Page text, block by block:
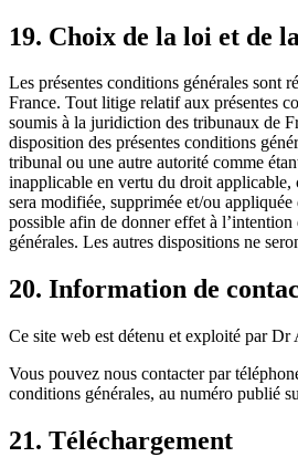
19. Choix de la loi et de
Les présentes conditions générales sont
France. Tout litige relatif aux présentes
soumis à la juridiction des tribunaux de
disposition des présentes conditions
tribunal ou une autre autorité comme
inapplicable en vertu du droit applicable,
sera modifiée, supprimée et/ou
possible afin de donner effet à l’intention
générales. Les autres dispositions ne
20. Information de
Ce site web est détenu et exploité par Dr
Vous pouvez nous contacter par
conditions générales, au numéro publié
21. Téléchargement